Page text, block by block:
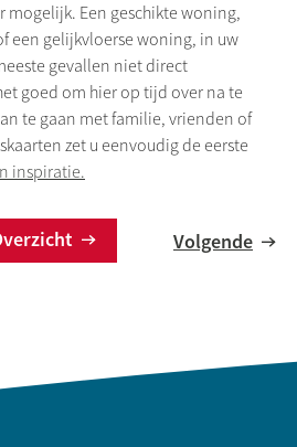
Een geschikte woning,
een gelijkvloerse woning, in uw
gevallen niet direct
goed om hier op tijd over na te
te gaan met familie, vrienden of
zet u eenvoudig de eerste
inspiratie.
Volgende
Overzicht